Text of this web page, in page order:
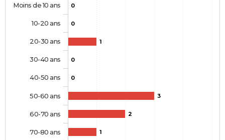
0
0
1
0
0
3
2
1
Moins de 10 ans
10-20 ans
20-30 ans
30-40 ans
40-50 ans
50-60 ans
60-70 ans
70-80 ans